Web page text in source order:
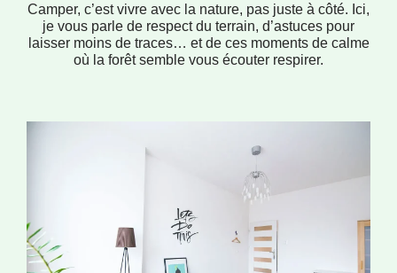
Camper, c’est vivre avec la nature, pas juste à côté. Ici,
je vous parle de respect du terrain, d’astuces pour
laisser moins de traces… et de ces moments de calme
où la forêt semble vous écouter respirer.